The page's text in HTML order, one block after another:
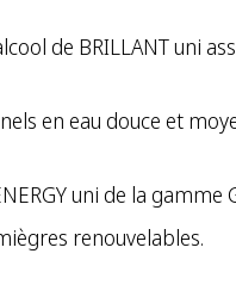
de BRILLANT uni
en eau douce et
uni de la
renouvelables.